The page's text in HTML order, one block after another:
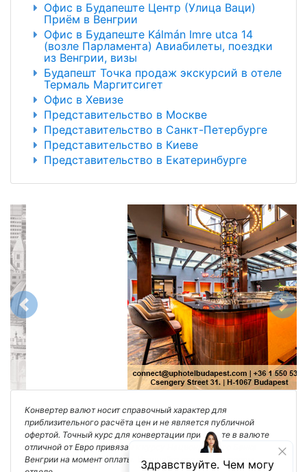
Офис в Будапеште Центр (Улица Ваци)
Приём в Венгрии
Офис в Будапеште Kálmán Imre utca 14
(возле Парламента) Авиабилеты, поездки
из Венгрии, визы
Будапешт Точка продаж экскурсий в отеле
Термаль Маргитсигет
Офис в Хевизе
Представительство в Москве
Представительство в Санкт-Петербурге
Представительство в Киеве
Представительство в Екатеринбурге
Previous Next
Конвертер валют носит справочный характер для
приблизительного расчёта цен и не является публичной
офертой. Точный курс для конвертации при оплате в валюте
отличной от Евро привязан к курсу Национального Банка
Венгрии на момент оплаты. Уточняйте его в финансовом